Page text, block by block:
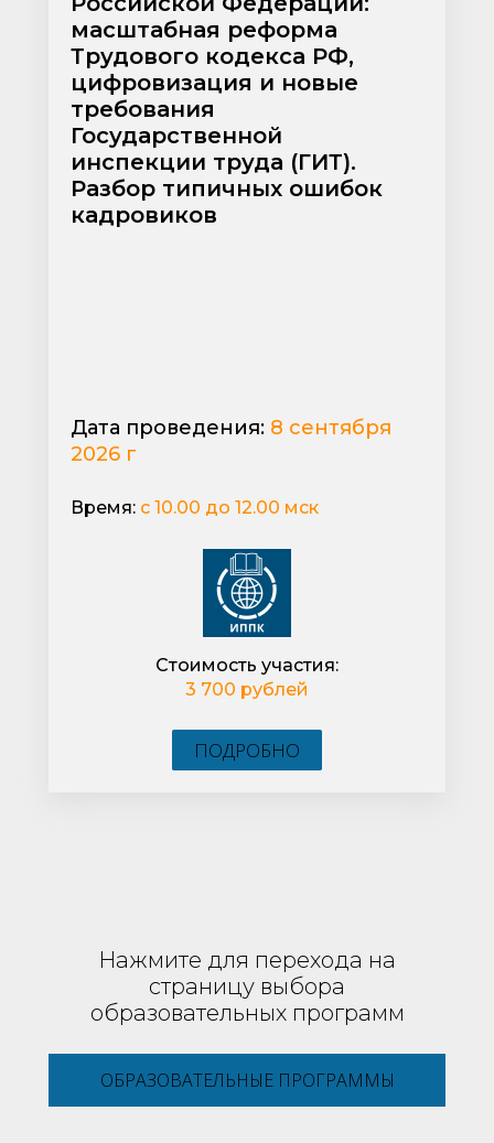
масштабная реформа
Трудового кодекса РФ,
цифровизация и новые
требования
Государственной
инспекции труда (ГИТ).
Разбор типичных ошибок
кадровиков
Дата проведения: 8 сентября
2026 г
Время: с 10.00 до 12.00 мск
Стоимость участия:
3 700 рублей
ПОДРОБНО
Нажмите для перехода на
страницу выбора
образовательных программ
ОБРАЗОВАТЕЛЬНЫЕ ПРОГРАММЫ